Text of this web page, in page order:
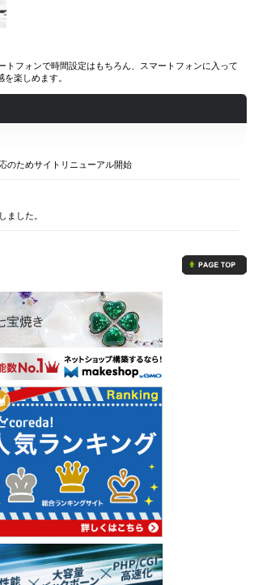
トフォンで時間設定はもちろん、スマートフォンに入って
楽しめます。
のためサイトリニューアル開始
ました。